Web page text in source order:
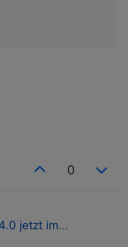
0
jetzt im